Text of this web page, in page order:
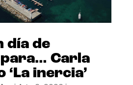
día de
Carla
inercia’